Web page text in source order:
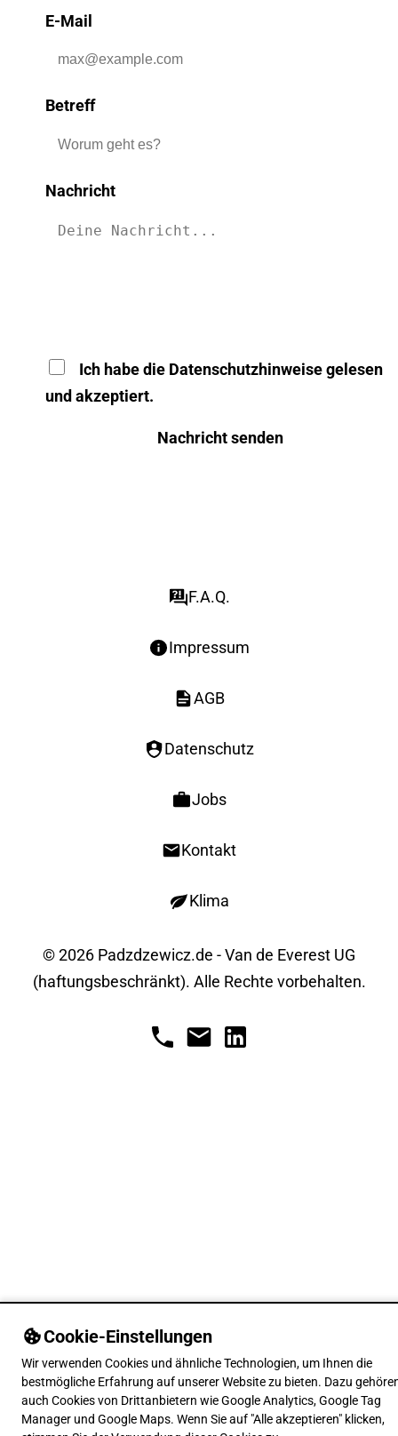
E-Mail
Betreff
Nachricht
Ich habe die Datenschutzhinweisegelesen
und akzeptiert.
Nachricht senden
F.A.Q.
Impressum
AGB
Datenschutz
Jobs
Kontakt
Klima
© 2026 Padzdzewicz.de - Van de Everest UG
(haftungsbeschränkt). Alle Rechte vorbehalten.
Cookie-Einstellungen
Wir verwenden Cookies und ähnliche Technologien, um Ihnen die
bestmögliche Erfahrung auf unserer Website zu bieten. Dazu
auch Cookies von Drittanbietern wie Google Analytics, Google Tag
Manager und Google Maps. Wenn Sie auf "Alle akzeptieren" klicken,